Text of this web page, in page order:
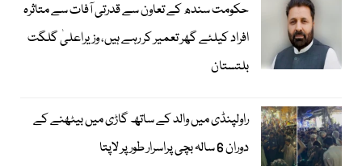
حکومت سندھ کے تعاون سے قدرتی آفات سے متاثرہ
افراد کیلئے گھر تعمیر کر رہے ہیں، وزیراعلیٰ گلگت
بلتستان
راولپنڈی میں والد کے ساتھ گاڑی میں بیٹھنے کے
دوران 6 سالہ بچی پراسرار طور پر لاپتا